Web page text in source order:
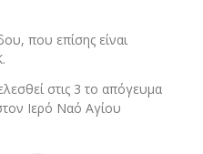
που επίσης είναι
στις 3 το απόγευμα
Ιερό Ναό Αγίου